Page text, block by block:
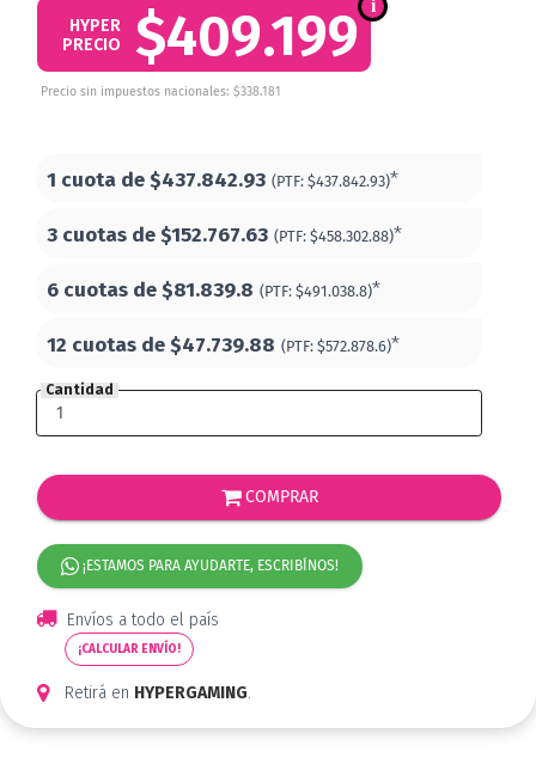
$409.199
HYPER
PRECIO
Precio sin impuestos nacionales: $338.181
1 cuota de$437.842.93 (PTF: $437.842.93)*
3 cuotas de$152.767.63 (PTF: $458.302.88)*
6 cuotas de$81.839.8 (PTF: $491.038.8)*
12 cuotas de$47.739.88 (PTF: $572.878.6)*
Cantidad
COMPRAR
¡ESTAMOS PARA AYUDARTE, ESCRIBÍNOS!
Envíos a todo el país
¡CALCULAR ENVÍO!
Retirá en HYPERGAMING.